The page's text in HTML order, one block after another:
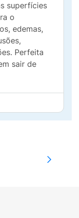
superfícies
o
edemas,
Perfeita
sair de
superfícies
M